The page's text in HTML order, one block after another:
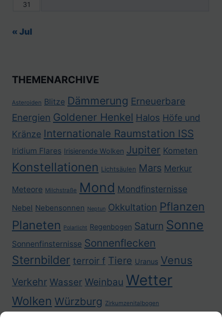
31
« Jul
THEMENARCHIVE
Asteroiden Blitze Dämmerung Erneuerbare
Energien Goldener Henkel Halos Höfe und
Kränze Internationale Raumstation ISS
Iridium Flares Irisierende Wolken Jupiter Kometen
Konstellationen Lichtsäulen Mars Merkur
Meteore Milchstraße Mond Mondfinsternisse
Nebel Nebensonnen Neptun Okkultation Pflanzen
Planeten Polarlicht Regenbogen Saturn Sonne
Sonnenfinsternisse Sonnenflecken
Sternbilder terroir f Tiere Uranus Venus
Verkehr Wasser Weinbau Wetter
Wolken Würzburg Zirkumzenitalbogen